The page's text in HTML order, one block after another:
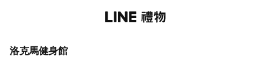
洛克馬健身館